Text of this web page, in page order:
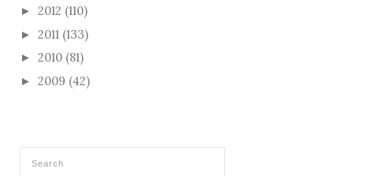
► 2012 (110)
► 2011 (133)
► 2010 (81)
► 2009 (42)